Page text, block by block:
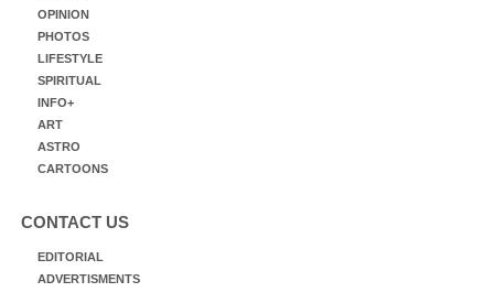
OPINION
PHOTOS
LIFESTYLE
SPIRITUAL
INFO+
ART
ASTRO
CARTOONS
CONTACT US
EDITORIAL
ADVERTISMENTS